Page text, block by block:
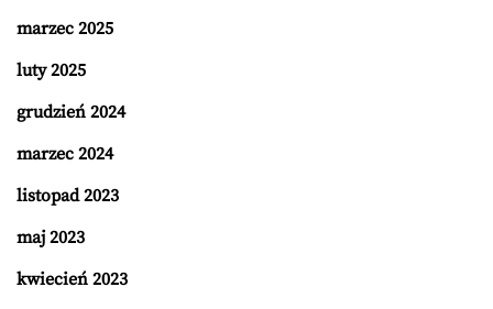
marzec 2025
luty 2025
grudzień 2024
marzec 2024
listopad 2023
maj 2023
kwiecień 2023